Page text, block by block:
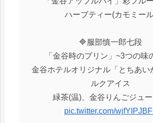
ハーブティー(カモミー
🔷服部慎一郎七段
「金谷時のプリン」~3つの味
金谷ホテルオリジナル「とちあい
ルクアイス
緑茶(温)、金谷りんごジュ
pic.twitter.com/